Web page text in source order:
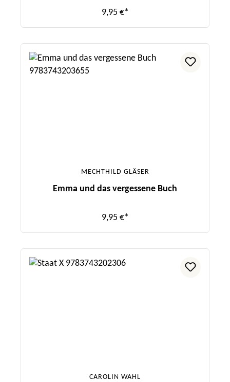
9,95 €*
MECHTHILD GLÄSER
Emma und das vergessene Buch
9,95 €*
CAROLIN WAHL